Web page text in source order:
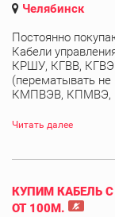
Челябинск
Постоянно
Кабели
КРШУ, КГВВ,
(перематывать
КМПВЭВ, КПМВЭ,
Читать далее
КУПИМ КАБЕЛЬ
ОТ 100М.